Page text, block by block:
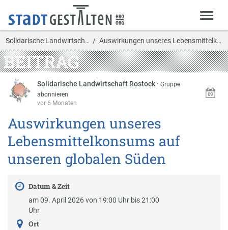
Solidarische Landwirtsch… Auswirkungen unseres Lebensmittelkonsums auf unse…
BEITRAG
Solidarische Landwirtschaft Rostock ·Gruppe
abonnieren
vor 6 Monaten
Auswirkungen unseres
Lebensmittelkonsums auf
unseren globalen Süden
Datum & Zeit
am 09. April 2026 von 19:00 Uhr bis 21:00
Uhr
Ort